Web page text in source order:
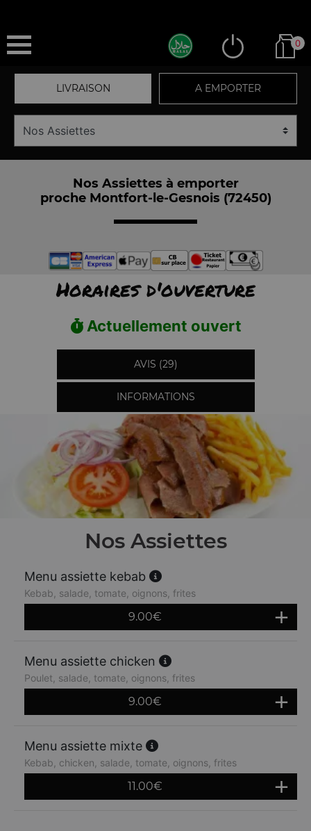
0
LIVRAISON A EMPORTER
Nos Assiettes à emporter
proche Montfort-le-Gesnois (72450)
Horaires d'ouverture
Actuellement ouvert
AVIS (29)
INFORMATIONS
Nos Assiettes
Menu assiette kebab
Kebab, salade, tomate, oignons, frites
9.00€
Menu assiette chicken
Poulet, salade, tomate, oignons, frites
9.00€
Menu assiette mixte
Kebab, chicken, salade, tomate, oignons, frites
11.00€